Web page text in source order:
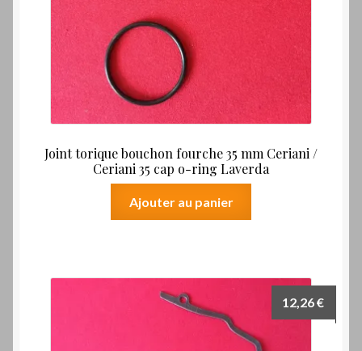
Joint torique bouchon fourche 35 mm Ceriani /
Ceriani 35 cap o-ring Laverda
Ajouter au panier
12,26€